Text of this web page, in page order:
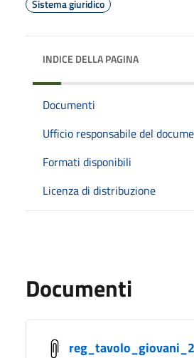
Sistema giuridico
INDICE DELLA PAGINA
Documenti
Ufficio responsabile del
Formati disponibili
Licenza di distribuzione
Documenti